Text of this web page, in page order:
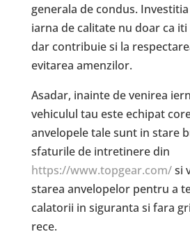
generala de condus.
iarna de calitate nu doar ca
dar contribuie si la
evitarea amenzilor.
Asadar, inainte de venirea
vehiculul tau este echipat
anvelopele tale sunt in stare
sfaturile de intretinere din
https://www.topgear.com/si
starea anvelopelor pentru a
calatorii in siguranta si fara
rece.